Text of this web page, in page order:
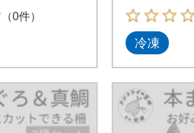
（0件）
冷凍